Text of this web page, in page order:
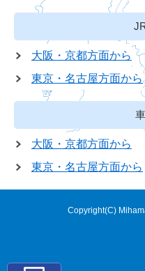
大阪・京都方面から
東京・名古屋方面から
大阪・京都方面から
東京・名古屋方面から
Copyright(C)